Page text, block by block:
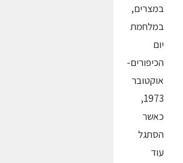
במצרים,
במלחמת
יום
הכיפורים-
אוקטובר
1973,
כאשר
הסתגל
עוד